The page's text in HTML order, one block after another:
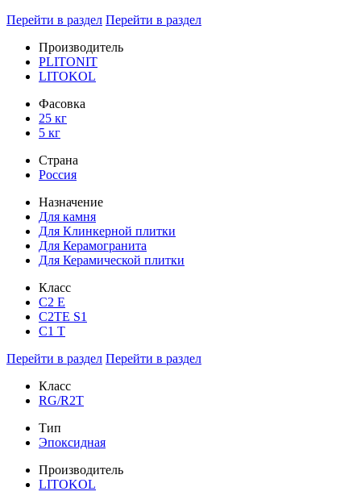
Перейти в раздел Перейти в раздел
Производитель
PLITONIT
LITOKOL
Фасовка
25 кг
5 кг
Страна
Россия
Назначение
Для камня
Для Клинкерной плитки
Для Керамогранита
Для Керамической плитки
Класс
С2 Е
C2TE S1
C1 T
Перейти в раздел Перейти в раздел
Класс
RG/R2T
Тип
Эпоксидная
Производитель
LITOKOL